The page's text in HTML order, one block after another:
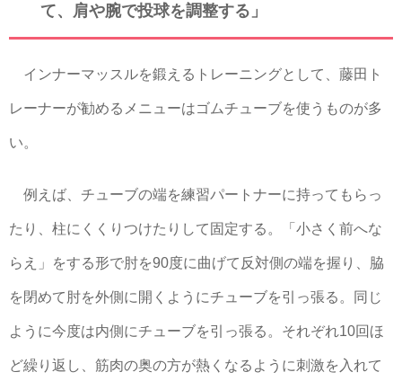
て、肩や腕で投球を調整する」
インナーマッスルを鍛えるトレーニングとして、藤田ト
レーナーが勧めるメニューはゴムチューブを使うものが多
い。
例えば、チューブの端を練習パートナーに持ってもらっ
たり、柱にくくりつけたりして固定する。「小さく前へな
らえ」をする形で肘を90度に曲げて反対側の端を握り、脇
を閉めて肘を外側に開くようにチューブを引っ張る。同じ
ように今度は内側にチューブを引っ張る。それぞれ10回ほ
ど繰り返し、筋肉の奥の方が熱くなるように刺激を入れて